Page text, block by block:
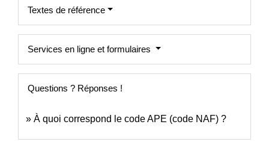
Textes de référence
Services en ligne et formulaires
Questions ? Réponses !
À quoi correspond le code APE (code NAF) ?